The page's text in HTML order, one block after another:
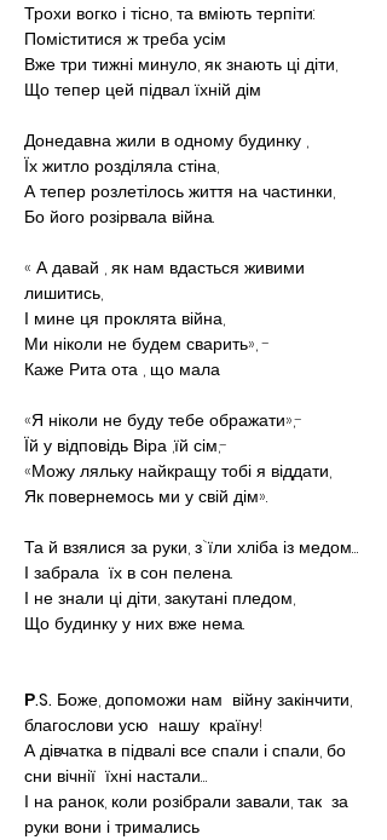
Трохи вогко і тісно, та вміють терпіти:
Поміститися ж треба усім
Вже три тижні минуло, як знають ці діти,
Що тепер цей підвал їхній дім
Донедавна жили в одному будинку ,
Їх житло розділяла стіна,
А тепер розлетілось життя на частинки,
Бо його розірвала війна.
« А давай , як нам вдасться живими
лишитись,
І мине ця проклята війна,
Ми ніколи не будем сварить», -
Каже Рита ота , що мала
«Я ніколи не буду тебе ображати»,-
Їй у відповідь Віра ,їй сім,-
«Можу ляльку найкращу тобі я віддати,
Як повернемось ми у свій дім».
Та й взялися за руки, з`їли хліба із медом…
І забрала  їх в сон пелена.
І не знали ці діти, закутані пледом,
Що будинку у них вже нема.
Р.S. Боже, допоможи нам  війну закінчити,
благослови усю  нашу  країну!
А дівчатка в підвалі все спали і спали, бо
сни вічнії  їхні настали…
І на ранок, коли розібрали завали, так  за
руки вони і тримались